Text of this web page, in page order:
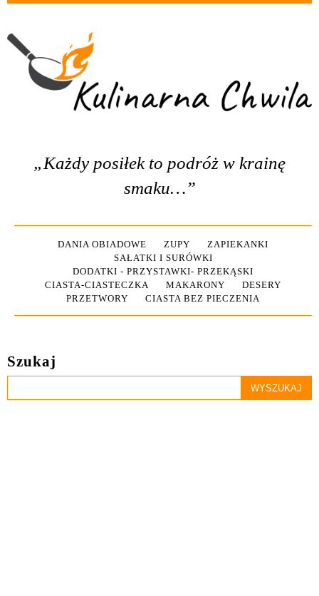
„Każdy posiłek to podróż w krainę
smaku…”
DANIA OBIADOWE ZUPY
ZAPIEKANKI
SAŁATKI I SURÓWKI
DODATKI - PRZYSTAWKI- PRZEKĄSKI
CIASTA-CIASTECZKA
MAKARONY
DESERY
PRZETWORY
CIASTA BEZ PIECZENIA
Szukaj